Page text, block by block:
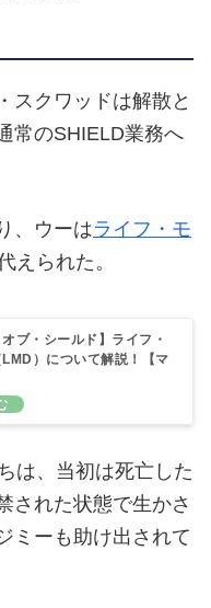
スクワッドは解散と
常のSHIELD業務へ
、ウーはライフ・モ
えられた。
オブ・シールド】ライフ・
）について解説！【マ
は、当初は死亡した
された状態で生かさ
ミーも助け出されて